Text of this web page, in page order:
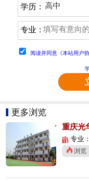
学历：
专业：
阅读并同意《本站用户协
更多浏览
专业
浏览